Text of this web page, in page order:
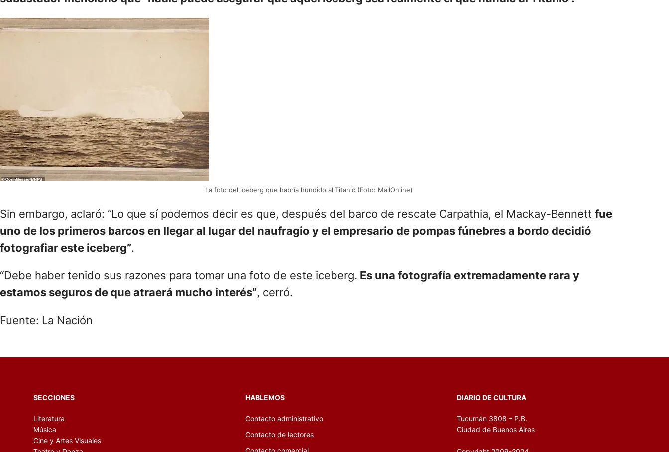
La foto del iceberg que habría hundido al Titanic (Foto: MailOnline)
Sin embargo, aclaró: “Lo que sí podemos decir es que, después del barco de rescate Carpathia, el Mackay-Bennett fue
uno de los primeros barcos en llegar al lugar del naufragio y el empresario de pompas fúnebres a bordo decidió
fotografiar este iceberg”.
“Debe haber tenido sus razones para tomar una foto de este iceberg. Es una fotografía extremadamente rara y
estamos seguros de que atraerá mucho interés”, cerró.
Fuente: La Nación
SECCIONES
Literatura
Música
Cine y Artes Visuales
HABLEMOS
Contacto administrativo
Contacto de lectores
Contacto comercial
DIARIO DE CULTURA
Tucumán 3808 – P.B.
Ciudad de Buenos Aires